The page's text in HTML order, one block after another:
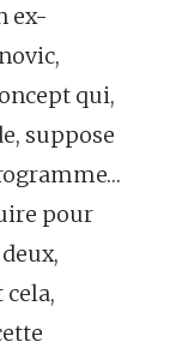
ex-
qui,
suppose
pour
cela,